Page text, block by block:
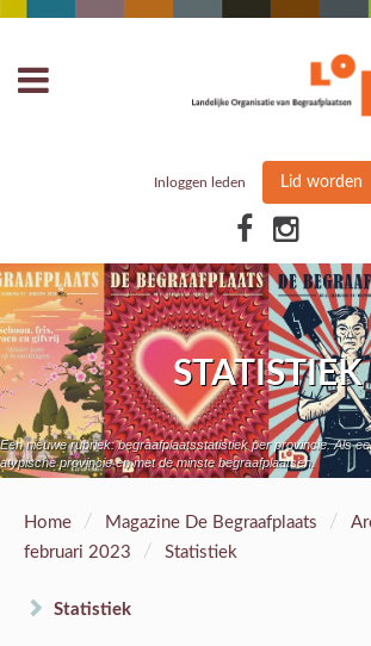
Inloggen leden Lid worden
STATISTIEK
Een nieuwe rubriek: begraafplaatsstatistiek per provincie. Als
atypische provincie en met de minste begraafplaatsen.
Home / Magazine De Begraafplaats /
februari 2023 / Statistiek
Statistiek